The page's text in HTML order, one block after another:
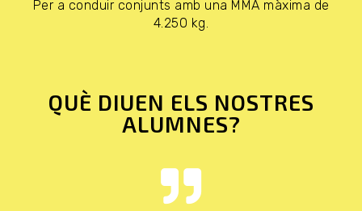
Per a conduir conjunts amb una MMA màxima de
4.250 kg.
QUÈ DIUEN ELS NOSTRES
ALUMNES?